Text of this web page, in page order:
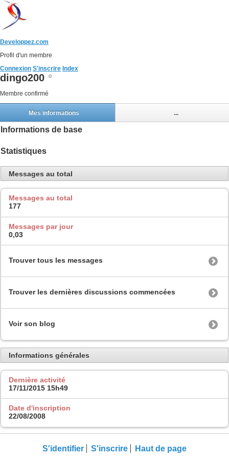
Developpez.com
Profil d'un membre
Connexion S'inscrire Index
dingo200
Membre confirmé
Mes informations ...
Informations de base
Statistiques
Messages au total
Messages au total
177
Messages par jour
0,03
Trouver tous les messages
Trouver les dernières discussions commencées
Voir son blog
Informations générales
Dernière activité
17/11/2015 15h49
Date d'inscription
22/08/2008
S'identifier S'inscrire Haut de page